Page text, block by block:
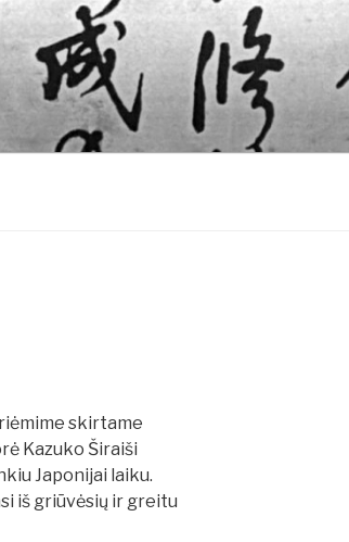
skirtame
Kazuko Širaiši
Japonijai laiku.
iš griūvėsių ir greitu